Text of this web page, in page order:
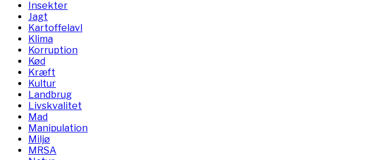
Insekter
Jagt
Kartoffelavl
Klima
Korruption
Kød
Kræft
Kultur
Landbrug
Livskvalitet
Mad
Manipulation
Miljø
MRSA